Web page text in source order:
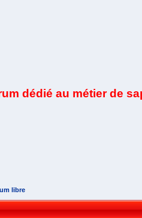
dédié au métier de
libre